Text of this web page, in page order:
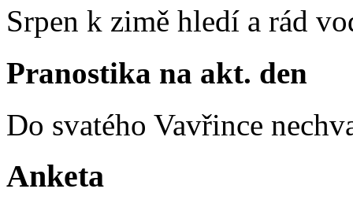
Srpen k zimě hledí a rád
Pranostika na akt. den
Do svatého Vavřince
Anketa